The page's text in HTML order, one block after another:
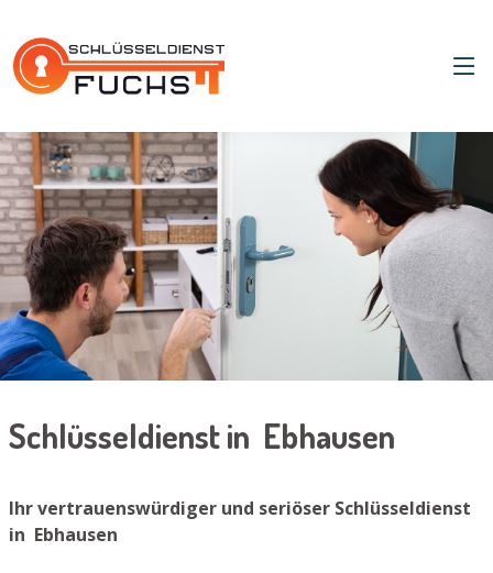
Schlüsseldienst in Ebhausen
Ihr vertrauenswürdiger und seriöser Schlüsseldienst
in Ebhausen